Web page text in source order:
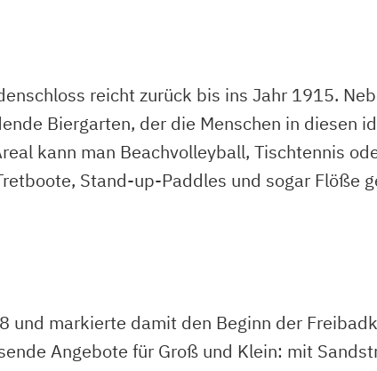
reicht zurück bis ins Jahr 1915.
Biergarten, der die Menschen in diesen
kann man Beachvolleyball, Tischtennis
Stand-up-Paddles und sogar Flöße
und markierte damit den Beginn der
Angebote für Groß und Klein: mit